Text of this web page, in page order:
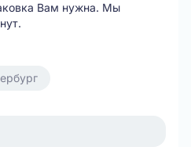
Вам нужна. Мы